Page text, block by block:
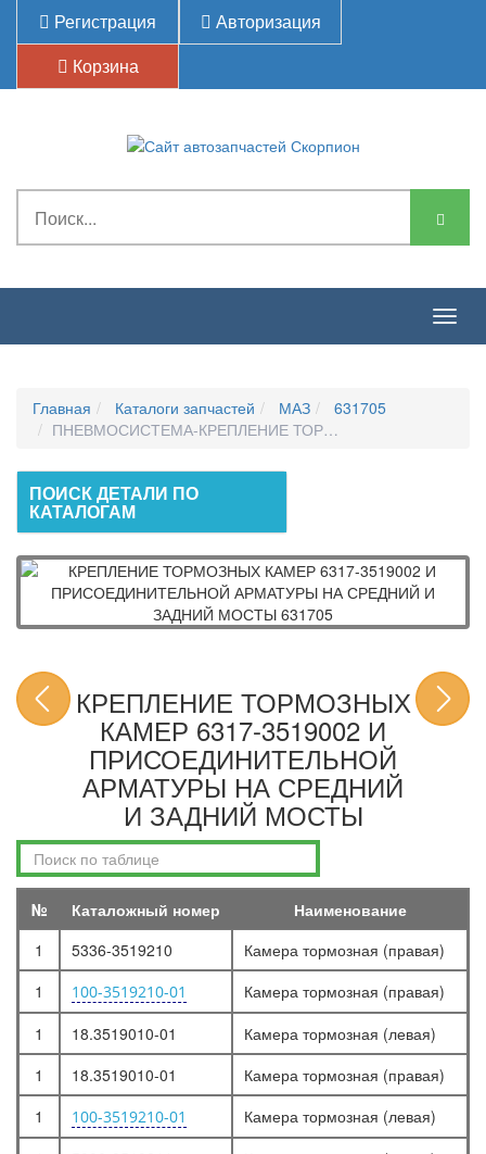
Регистрация
Авторизация
Корзина
Главная Каталоги запчастей МАЗ
631705
ПНЕВМОСИСТЕМА-КРЕПЛЕНИЕ ТОРМОЗНЫХ КАМЕР
ПОИСК ДЕТАЛИ ПО
КАТАЛОГАМ
КРЕПЛЕНИЕ ТОРМОЗНЫХ
КАМЕР 6317-3519002 И
ПРИСОЕДИНИТЕЛЬНОЙ
АРМАТУРЫ НА СРЕДНИЙ
И ЗАДНИЙ МОСТЫ
№ Каталожный номер
Наименование
1
5336-3519210
Камера тормозная (правая)
1
100-3519210-01
Камера тормозная (правая)
1
18.3519010-01
Камера тормозная (левая)
1
18.3519010-01
Камера тормозная (правая)
1
100-3519210-01
Камера тормозная (левая)